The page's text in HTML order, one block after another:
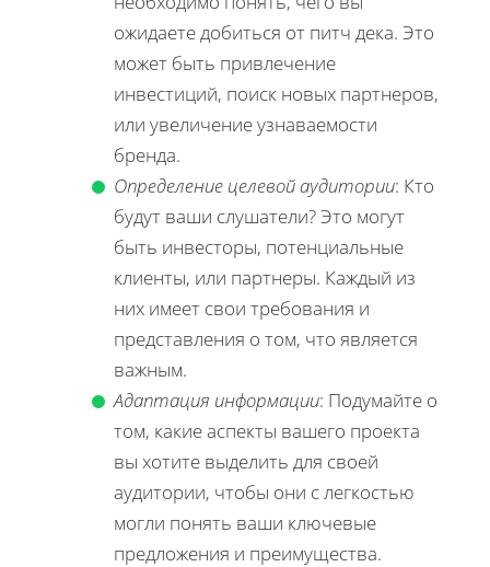
ожидаете добиться от питч дека. Это
может быть привлечение
инвестиций, поиск новых партнеров,
или увеличение узнаваемости
бренда.
Определение целевой аудитории: Кто
будут ваши слушатели? Это могут
быть инвесторы, потенциальные
клиенты, или партнеры. Каждый из
них имеет свои требования и
представления о том, что является
важным.
Адаптация информации: Подумайте о
том, какие аспекты вашего проекта
вы хотите выделить для своей
аудитории, чтобы они с легкостью
могли понять ваши ключевые
предложения и преимущества.